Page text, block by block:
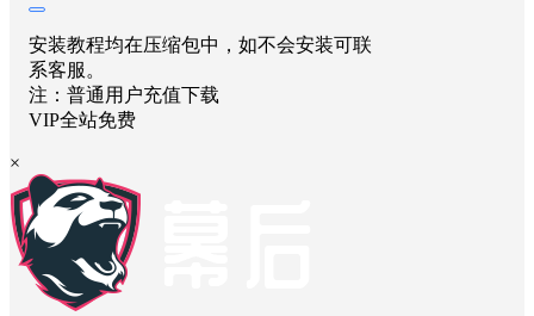
安装教程均在压缩包中，如不会安装可联
系客服。
注：普通用户充值下载
VIP全站免费
×